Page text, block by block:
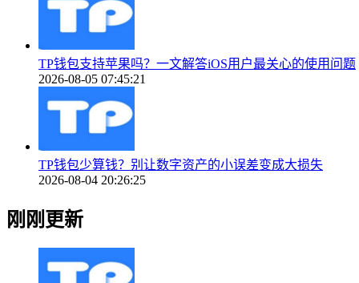
TP钱包支持苹果吗？一文解答iOS用户最关心的使用问题
2026-08-05 07:45:21
TP钱包少算钱？别让数字资产的小误差变成大损失
2026-08-04 20:26:25
刚刚更新